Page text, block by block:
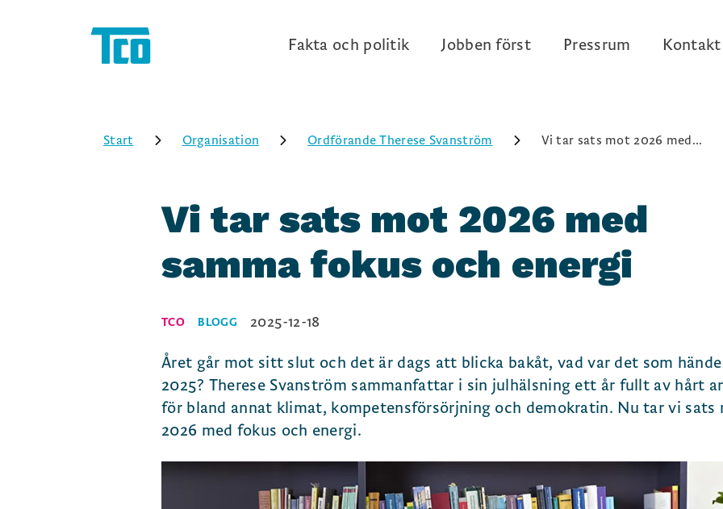
Fakta och politik Jobben först Pressrum Kontakt
Start Organisation Ordförande Therese Svanström Vi tar sats mot 2026 med...
Vi tar sats mot 2026 med
samma fokus och energi
TCO BLOGG 2025-12-18
Året går mot sitt slut och det är dags att blicka bakåt, vad var det som hände
2025? Therese Svanström sammanfattar i sin julhälsning ett år fullt av hårt
för bland annat klimat, kompetensförsörjning och demokratin. Nu tar vi sats
2026 med fokus och energi.